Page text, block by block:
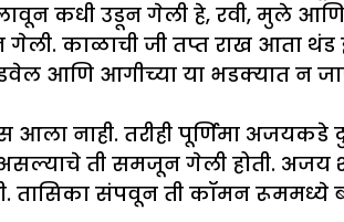
कधी उडून गेली हे, रवी, मुले
काळाची जी तप्त राख आता थंड
आणि आगीच्या या भडक्यात न
तरीही पूर्णिमा अजयकडे
ती समजून गेली होती. अजय
तासिका संपवून ती कॉमन रूममध्ये